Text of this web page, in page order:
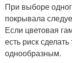
При выборе
покрывала
Если цветовая
есть риск
однообразным.